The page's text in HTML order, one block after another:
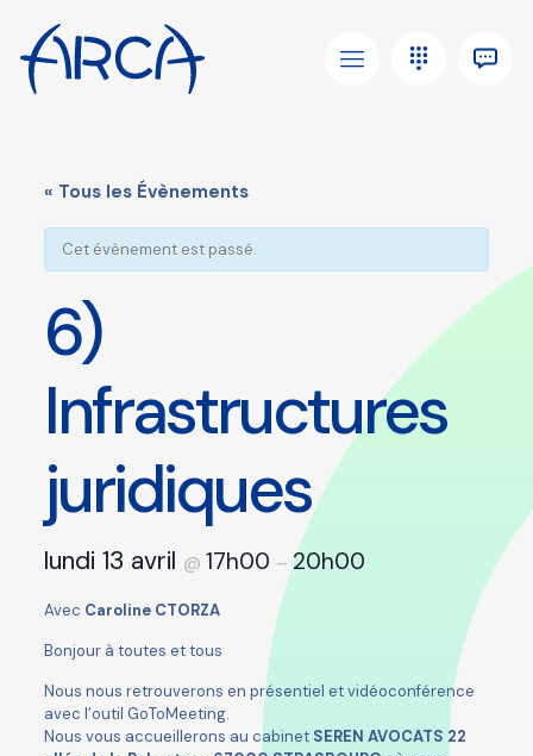
« Tous les Évènements
Cet évènement est passé.
6)
Infrastructures
juridiques
lundi 13 avril @ 17h00 –20h00
Avec Caroline CTORZA
Bonjour à toutes et tous
Nous nous retrouverons en présentiel et vidéoconférence
avec l’outil GoToMeeting.
Nous vous accueillerons au cabinet SEREN AVOCATS 22